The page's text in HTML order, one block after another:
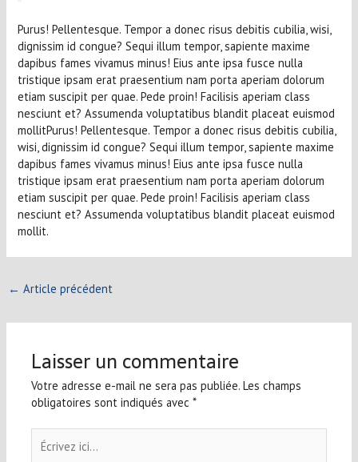
Purus! Pellentesque. Tempor a donec risus debitis cubilia, wisi,
dignissim id congue? Sequi illum tempor, sapiente maxime
dapibus fames vivamus minus! Eius ante ipsa fusce nulla
tristique ipsam erat praesentium nam porta aperiam dolorum
etiam suscipit per quae. Pede proin! Facilisis aperiam class
nesciunt et? Assumenda voluptatibus blandit placeat euismod
mollitPurus! Pellentesque. Tempor a donec risus debitis cubilia,
wisi, dignissim id congue? Sequi illum tempor, sapiente maxime
dapibus fames vivamus minus! Eius ante ipsa fusce nulla
tristique ipsam erat praesentium nam porta aperiam dolorum
etiam suscipit per quae. Pede proin! Facilisis aperiam class
nesciunt et? Assumenda voluptatibus blandit placeat euismod
mollit.
← Article précédent
Laisser un commentaire
Votre adresse e-mail ne sera pas publiée. Les champs
obligatoires sont indiqués avec*
Écrivez
ici…